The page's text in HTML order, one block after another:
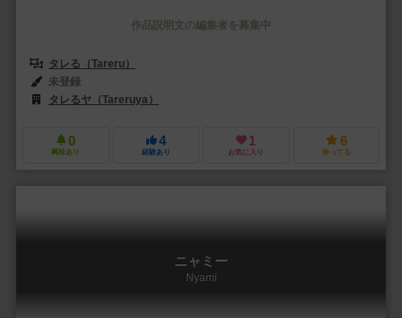
作品説明文の編集者を募集中
タレる（Tareru）
未登録
タレるヤ（Tareruya）
0
興味あり
4
経験あり
1
お気に入り
6
持ってる
ニャミー
Nyami